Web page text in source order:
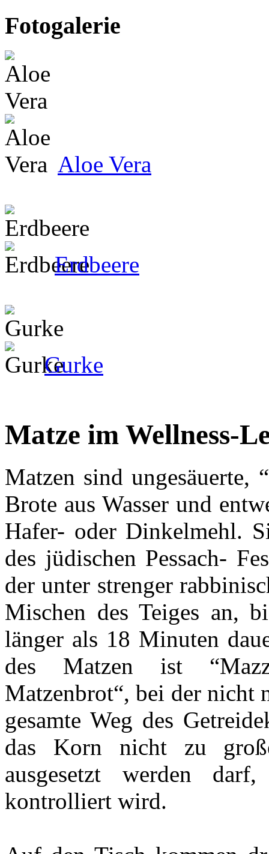
Fotogalerie
Aloe Vera
Erdbeere
Gurke
Matze im Wellness-
Matzen sind ungesäuerte,
Brote aus Wasser und
Hafer- oder Dinkelmehl.
des jüdischen Pessach-
der unter strenger
Mischen des Teiges an,
länger als 18 Minuten
des Matzen ist
Matzenbrot“, bei der nicht
gesamte Weg des
das Korn nicht zu
ausgesetzt werden
kontrolliert wird.